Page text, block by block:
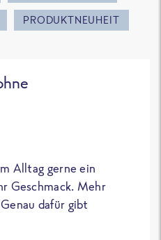
PRODUKTNEUHEIT
Alltag gerne ein
Geschmack. Mehr
dafür gibt